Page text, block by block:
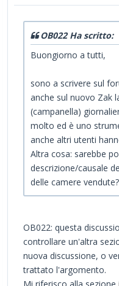
OB022 Ha scritto:
Buongiorno a tutti,
sono a scrivere sul
anche sul nuovo Zak
(campanella)
molto ed è uno
anche altri utenti
Altra cosa: sarebbe
descrizione/causale
delle camere vendute?
OB022: questa
controllare un'altra
nuova discussione, o
trattato l'argomento.